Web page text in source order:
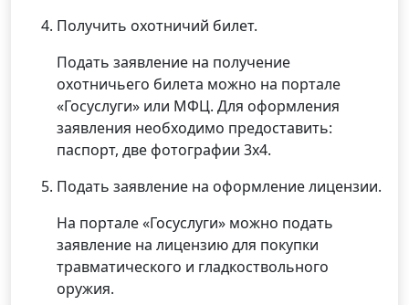
Получить охотничий билет.
Подать заявление на получение
охотничьего билета можно на портале
«Госуслуги» или МФЦ. Для оформления
заявления необходимо предоставить:
паспорт, две фотографии 3х4.
Подать заявление на оформление лицензии.
На портале «Госуслуги» можно подать
заявление на лицензию для покупки
травматического и гладкоствольного
оружия.